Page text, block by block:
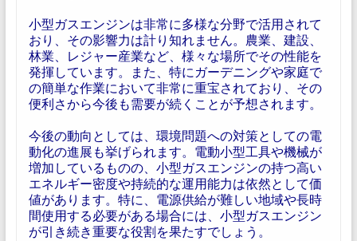
小型ガスエンジンは非常に多様な分野で活用されて
おり、その影響力は計り知れません。農業、建設、
林業、レジャー産業など、様々な場所でその性能を
発揮しています。また、特にガーデニングや家庭で
の簡単な作業において非常に重宝されており、その
便利さから今後も需要が続くことが予想されます。
今後の動向としては、環境問題への対策としての電
動化の進展も挙げられます。電動小型工具や機械が
増加しているものの、小型ガスエンジンの持つ高い
エネルギー密度や持続的な運用能力は依然として価
値があります。特に、電源供給が難しい地域や長時
間使用する必要がある場合には、小型ガスエンジン
が引き続き重要な役割を果たすでしょう。